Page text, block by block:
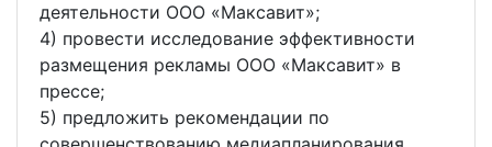
деятельности ООО «Максавит»;
4) провести исследование эффективности
размещения рекламы ООО «Максавит» в
прессе;
5) предложить рекомендации по